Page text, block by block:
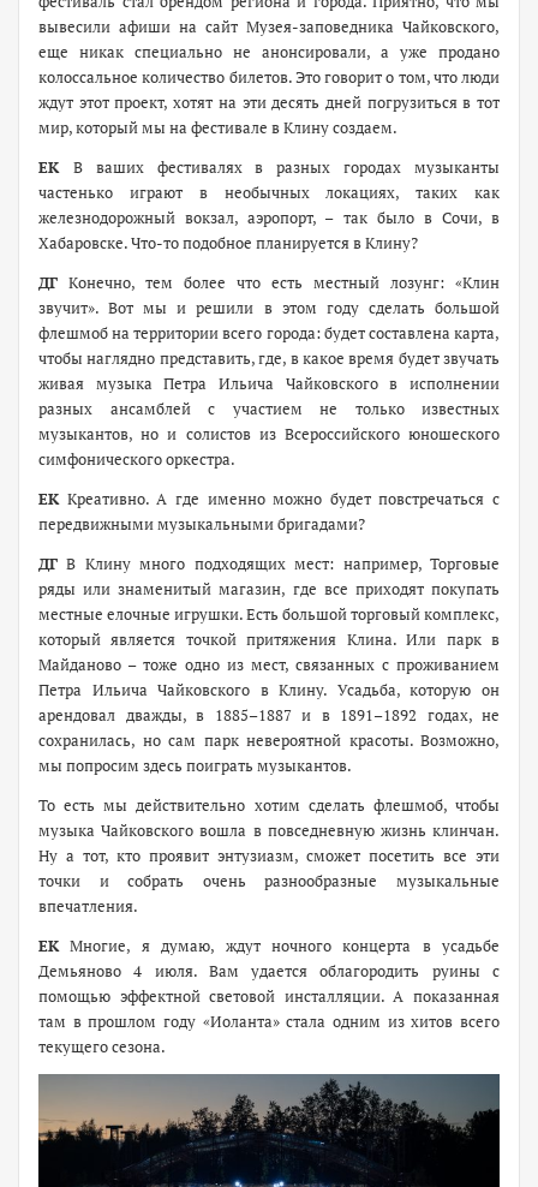
вывесили афиши на сайт Музея-заповедника Чайковского,
еще никак специально не анонсировали, а уже продано
колоссальное количество билетов. Это говорит о том, что люди
ждут этот проект, хотят на эти десять дней погрузиться в тот
мир, который мы на фестивале в Клину создаем.
ЕК В ваших фестивалях в разных городах музыканты
частенько играют в необычных локациях, таких как
железнодорожный вокзал, аэропорт, – так было в Сочи, в
Хабаровске. Что-то подобное планируется в Клину?
ДГ Конечно, тем более что есть местный лозунг: «Клин
звучит». Вот мы и решили в этом году сделать большой
флешмоб на территории всего города: будет составлена карта,
чтобы наглядно представить, где, в какое время будет звучать
живая музыка Петра Ильича Чайковского в исполнении
разных ансамблей с участием не только известных
музыкантов, но и солистов из Всероссийского юношеского
симфонического оркестра.
ЕККреативно. А где именно можно будет повстречаться с
передвижными музыкальными бригадами?
ДГ В Клину много подходящих мест: например, Торговые
ряды или знаменитый магазин, где все приходят покупать
местные елочные игрушки. Есть большой торговый комплекс,
который является точкой притяжения Клина. Или парк в
Майданово – тоже одно из мест, связанных с проживанием
Петра Ильича Чайковского в Клину. Усадьба, которую он
арендовал дважды, в 1885–1887 и в 1891–1892 годах, не
сохранилась, но сам парк невероятной красоты. Возможно,
мы попросим здесь поиграть музыкантов.
То есть мы действительно хотим сделать флешмоб, чтобы
музыка Чайковского вошла в повседневную жизнь клинчан.
Ну а тот, кто проявит энтузиазм, сможет посетить все эти
точки и собрать очень разнообразные музыкальные
впечатления.
ЕКМногие, я думаю, ждут ночного концерта в усадьбе
Демьяново 4 июля. Вам удается облагородить руины с
помощью эффектной световой инсталляции. А показанная
там в прошлом году «Иоланта» стала одним из хитов всего
текущего сезона.